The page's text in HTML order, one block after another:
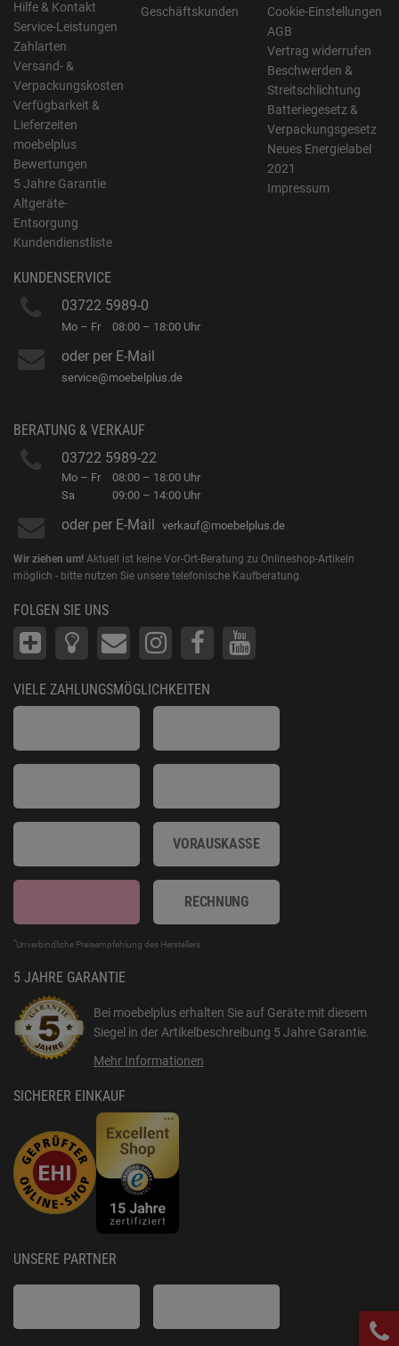
Hilfe & Kontakt
Service-Leistungen
Zahlarten
Versand- &
Verpackungskosten
Verfügbarkeit &
Lieferzeiten
moebelplus
Bewertungen
5 Jahre Garantie
Altgeräte-
Entsorgung
Kundendienstliste
Geschäftskunden
Cookie-Einstellungen
AGB
Vertrag widerrufen
Beschwerden &
Streitschlichtung
Batteriegesetz &
Verpackungsgesetz
Neues Energielabel
2021
Impressum
KUNDENSERVICE
03722 5989-0
Mo – Fr 08:00 – 18:00 Uhr
oder per E-Mail
service@moebelplus.de
BERATUNG & VERKAUF
03722 5989-22
Mo – Fr
Sa
08:00 – 18:00 Uhr
09:00 – 14:00 Uhr
oder per E-Mail verkauf@moebelplus.de
Wir ziehen um! Aktuell ist keine Vor-Ort-Beratung zu Onlineshop-Artikeln
möglich - bitte nutzen Sie unsere telefonische Kaufberatung.
FOLGEN SIE UNS
VIELE ZAHLUNGSMÖGLICHKEITEN
VORAUSKASSE
RECHNUNG
*Unverbindliche Preisempfehlung des Herstellers
5 JAHRE GARANTIE
Bei moebelplus erhalten Sie auf Geräte mit diesem
Siegel in der Artikelbeschreibung 5 Jahre Garantie.
Mehr Informationen
SICHERER EINKAUF
UNSERE PARTNER